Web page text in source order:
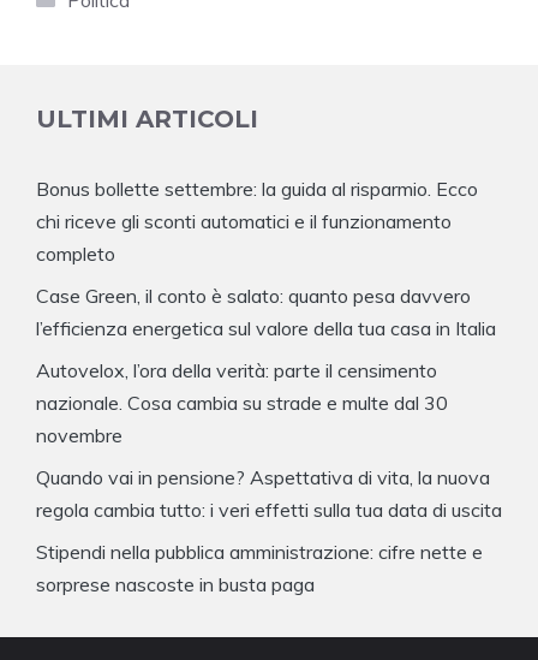
ULTIMI ARTICOLI
Bonus bollette settembre: la guida al risparmio. Ecco
chi riceve gli sconti automatici e il funzionamento
completo
Case Green, il conto è salato: quanto pesa davvero
l’efficienza energetica sul valore della tua casa in Italia
Autovelox, l’ora della verità: parte il censimento
nazionale. Cosa cambia su strade e multe dal 30
novembre
Quando vai in pensione? Aspettativa di vita, la nuova
regola cambia tutto: i veri effetti sulla tua data di uscita
Stipendi nella pubblica amministrazione: cifre nette e
sorprese nascoste in busta paga